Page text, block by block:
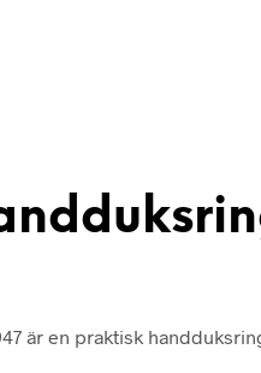
är en praktisk